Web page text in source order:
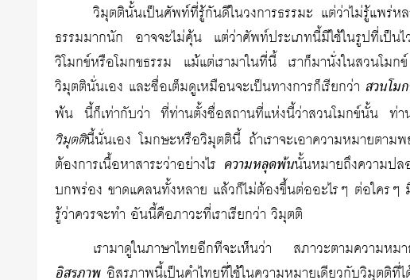
วิมุตตินั้นเป็นศัพท์ที่รู้กันดีในวงการธรรมะ แต่ว่าไม่รู้แพร่
ธรรมมากนัก อาจจะไม่คุ้น แต่ว่าศัพท์ประเภทนี้มีใช้ในรูปที่เป็น
วิโมกข์หรือโมกขธรรม แม้แต่เรามาในที่นี้ เราก็มานั่งในสวนโ
วิมุตตินั่นเอง และชื่อเต็มดูเหมือนจะเป็นทางการก็เรียกว่า สวนโม
พ้น นี้ก็เท่ากับว่า ที่ท่านตั้งชื่อสถานที่แห่งนี้ว่าสวนโมกข์นั้น ท่าน
วิมุตตินี้นั่นเอง โมกษะหรือวิมุตตินี้ ถ้าเราจะเอาความหมายตา
ต้องการเนื้อหาสาระว่าอย่างไร ความหลุดพ้นนั้นหมายถึงความป
บกพร่อง ขาดแคลนทั้งหลาย แล้วก็ไม่ต้องขึ้นต่ออะไรๆ ต่อใคร
รู้ว่าควรจะทำ อันนี้คือภาวะที่เราเรียกว่า วิมุตติ
เรามาดูในภาษาไทยอีกทีจะเห็นว่า สภาวะตามความห
อิสรภาพอิสรภาพนี้เป็นคำไทยที่ใช้ในความหมายเดียวกับวิมุตติที่